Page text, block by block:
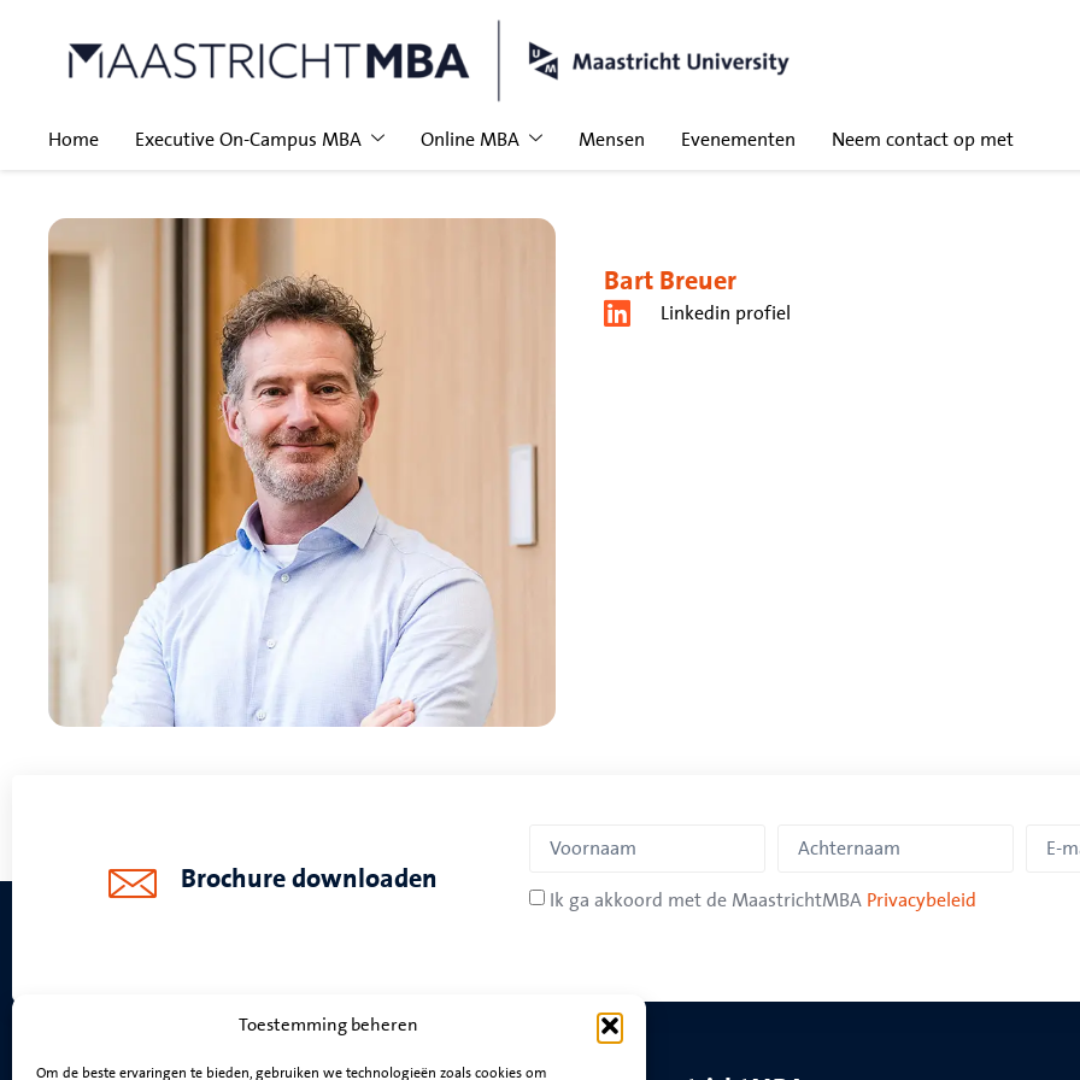
Toestemming beheren
Om de beste ervaringen te bieden, gebruiken we technologieën zoals cookies om
Home Executive On-Campus MBA Online MBA Mensen Evenementen
Neem contact op met
Bart Breuer
Linkedin profiel
Brochure downloaden
Ik ga akkoord met de MaastrichtMBA Privacybeleid